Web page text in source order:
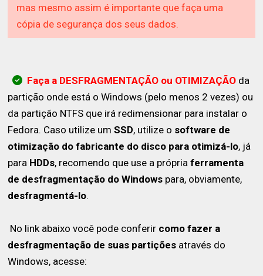
mas mesmo assim é importante que faça uma
cópia de segurança dos seus dados.
Faça a DESFRAGMENTAÇÃO ou OTIMIZAÇÃO da
partição onde está o Windows (pelo menos 2 vezes) ou
da partição NTFS que irá redimensionar para instalar o
Fedora. Caso utilize umSSD, utilize o software de
otimização do fabricante do disco para otimizá-lo, já
para HDDs, recomendo que use a própriaferramenta
de desfragmentação do Windows para, obviamente,
desfragmentá-lo.
No link abaixo você pode conferir como fazer a
desfragmentação de suas partições através do
Windows, acesse: